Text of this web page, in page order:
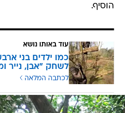
הוסיף.
עוד באותו נושא
כמו ילדים בני
לשחק "אבן, נייר
לכתבה המלאה